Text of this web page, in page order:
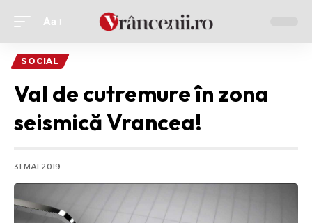
Ajustor
font
Aa
SOCIAL
Val de cutremure în zona
seismică Vrancea!
31 MAI 2019